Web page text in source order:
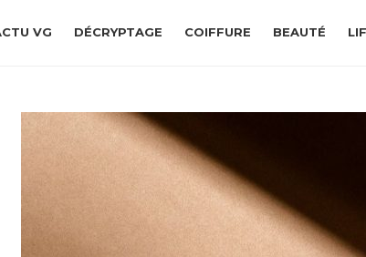
VG DÉCRYPTAGE COIFFURE BEAUTÉ